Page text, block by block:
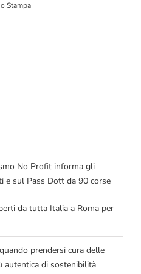
Stampa
No Profit informa gli
e sul Pass Dott da 90 corse
da tutta Italia a Roma per
prendersi cura delle
autentica di sostenibilità